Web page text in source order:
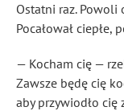
Ostatni raz. Powoli
Pocałował ciepłe,
— Kocham cię —
Zawsze będę cię
aby przywiodło cię